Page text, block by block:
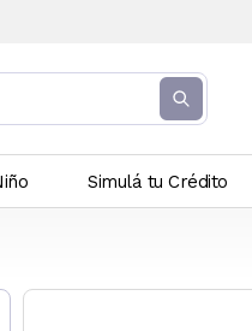
Simulá tu Crédito